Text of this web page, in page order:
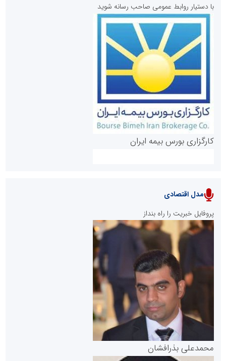
روابط عمومی خبرگزاری گزارش خبر
پایگاه خبری نهضت ملی مسکن
پایگاه خبری گفتمان یزد
با دستیار روابط عمومی صاحب رسانه شوید
کارگزاری بورس بیمه ایران
سازمان بورس و اوراق بهادار
مرجع اخبار موثق در بازارسرمایه
مدل اقتصادی
پروفایل خبریت را راه بنداز
محمدعلی بذرافشان